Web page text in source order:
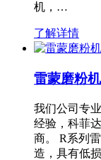
机，…
了解详情
雷蒙磨粉机
我们公司专
经验，科菲
商。 R系列
造，具有低